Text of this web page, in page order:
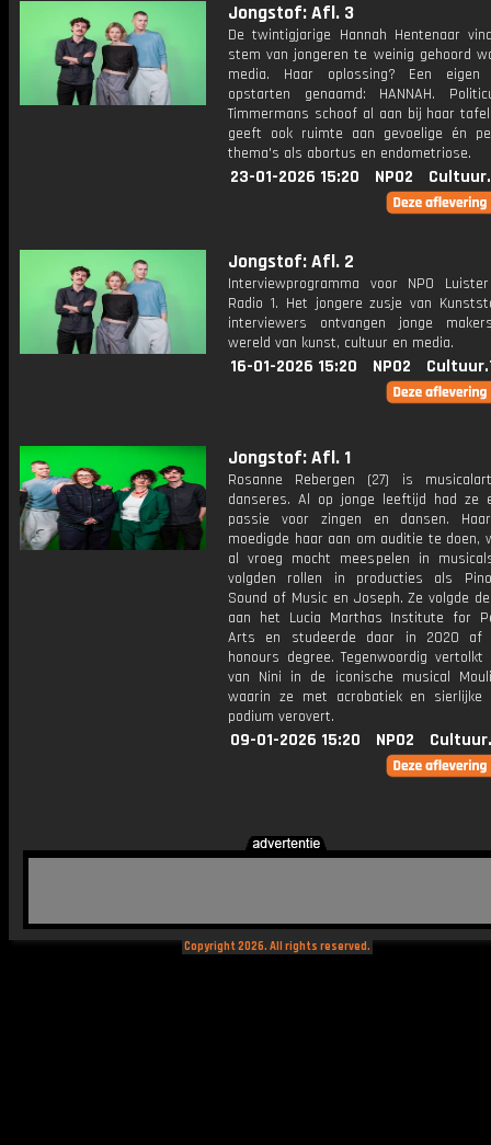
Jongstof: Afl. 3
De twintigjarige Hannah Hentenaar
stem van jongeren te weinig gehoord
media. Haar oplossing? Een eigen
opstarten genaamd: HANNAH.
Timmermans schoof al aan bij haar
geeft ook ruimte aan gevoelige én
thema's als abortus en endometriose.
23-01-2026 15:20 NPO2
Jongstof: Afl. 2
Interviewprogramma voor NPO
Radio 1. Het jongere zusje van
interviewers ontvangen jonge
wereld van kunst, cultuur en media.
16-01-2026 15:20 NPO2
Jongstof: Afl. 1
Rosanne Rebergen (27) is
danseres. Al op jonge leeftijd had ze
passie voor zingen en dansen.
moedigde haar aan om auditie te doen,
al vroeg mocht meespelen in
volgden rollen in producties als
Sound of Music en Joseph. Ze volgde
aan het Lucia Marthas Institute for
Arts en studeerde daar in 2020 af
honours degree. Tegenwoordig
van Nini in de iconische musical
waarin ze met acrobatiek en sierlijke
podium verovert.
09-01-2026 15:20 NPO2
Copyright 2026. All rights reserved.